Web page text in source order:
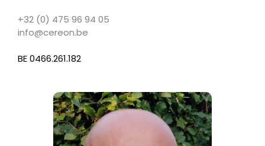
+32 (0) 475 96 94 05
info@cereon.be
BE 0466.261.182